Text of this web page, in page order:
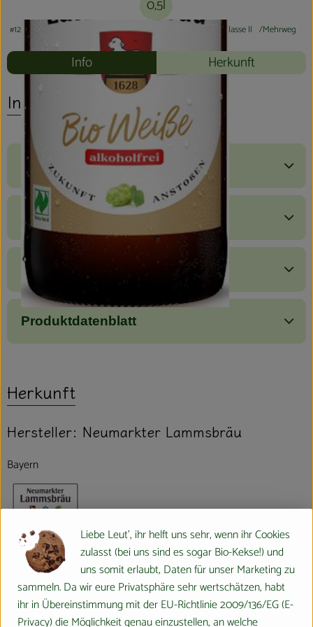
0,5l
#12098 4,00 €/ l 19% MwSt Handelsklasse II Mehrweg
Info Herkunft
Info
Produktinformationen
Zutaten
Nährwert-Info
Produktdatenblatt
Herkunft
Hersteller: Neumarkter Lammsbräu
Bayern
Neumarkter Lammsbräu
Gebr. Ehrnsperger KG
D 92318 Neumarkt i.d. OPf.
Das Unternehmen
Liebe Leut', ihr helft uns sehr, wenn ihr Cookies
zulasst (bei uns sind es sogar Bio-Kekse!) und
uns somit erlaubt, Daten für unser Marketing zu
sammeln. Da wir eure Privatsphäre sehr wertschätzen, habt
ihr in Übereinstimmung mit der EU-Richtlinie 2009/136/EG (E-
Privacy) die Möglichkeit genau einzustellen, an welche